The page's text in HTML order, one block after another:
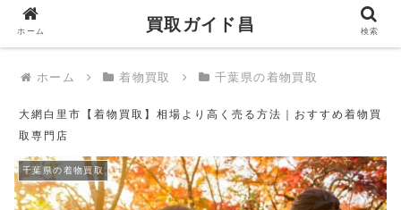
買取ガイド昌
ホーム 着物買取 千葉県の着物買取
大網白里市【着物買取】相場より高く売る方法｜おすすめ着物買
取専門店
千葉県の着物買取
ホーム 買取ガイド昌 検索